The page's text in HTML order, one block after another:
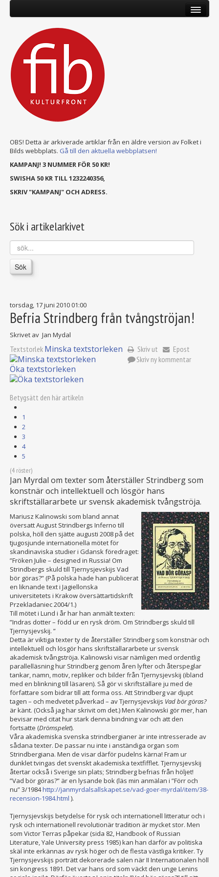
OBS! Detta är arkiverade artiklar från en äldre version av Folket i
Bilds webbplats. Gå till den aktuella webbplatsen!
KAMPANJ! 3 NUMMER FÖR 50 KR!
SWISHA 50 KR TILL 1232240356,
SKRIV "KAMPANJ" OCH ADRESS.
Sök i artikelarkivet
sök...
Sök
torsdag, 17 juni 2010 01:00
Befria Strindberg från tvångströjan!
Skrivet av Jan Mydal
Textstorlek Minska textstorleken
Öka textstorleken
Skriv ut
Epost
Skriv ny kommentar
Betygsätt den här artikeln
1
2
3
4
5
(4 röster)
Jan Myrdal om texter som återställer Strindberg som
konstnär och intellektuell och lösgör hans
skriftställararbete ur svensk akademisk tvångströja.
Mariusz Kalinowski som bland annat
översatt August Strindbergs Inferno till
polska, höll den sjätte augusti 2008 på det
tjugosjunde internationella mötet för
skandinaviska studier i Gdansk föredraget:
”Fröken Julie – designed in Russia! Om
Strindbergs skuld till Tjernysjevskijs Vad
bör göras?” (På polska hade han publicerat
en liknande text i Jagiellonska
universitetets i Krakow översättartidskrift
Przekladaniec 2004/1.)
Till mötet i Lund i år har han anmält texten:
”Indras dotter – född ur en rysk dröm. Om Strindbergs skuld till
Tjernysjevskij. ”
Detta är viktiga texter ty de återställer Strindberg som konstnär och
intellektuell och lösgör hans skriftställararbete ur svensk
akademisk tvångströja. Kalinowski visar nämligen med ordentlig
parallelläsning hur Strindberg genom åren lyfter och återspeglar
tankar, namn, motiv, repliker och bilder från Tjernysjevskij (ibland
med en blinkning till läsaren). Så gör vi skriftställare ju med de
författare som bidrar till att forma oss. Att Strindberg var djupt
tagen – och medvetet påverkad – av Tjernysjevskijs Vad bör göras?
är känt. (Också jag har skrivit om det.) Men Kalinowski gör mer, han
bevisar med citat hur stark denna bindning var och att den
fortsatte (Drömspelet).
Våra akademiska svenska strindbergianer är inte intresserade av
sådana texter. De passar nu inte i anständiga organ som
Strindbergiana. Men de visar därför pudelns kärna! Fram ur
dunklet tvingas det svenskt akademiska textfifflet. Tjernysjevskij
återtar också i Sverige sin plats; Strindberg befrias från höljet!
”Vad bör göras?” är en lysande bok (läs min anmälan i ”Förr och
nu” 3/1984http://janmyrdalsallskapet.se/vad-goer-myrdal/item/38-
recension-1984.html ).
Tjernysjevskijs betydelse för rysk och internationell litteratur och i
rysk och internationell revolutionär tradition är mycket stor. Men
som Victor Terras påpekar (sida 82, Handbook of Russian
Literature, Yale University press 1985) kan han därför av politiska
skäl inte erkännas av rysk höger och de flesta västliga kritiker. Ty
Tjernysjevskijs porträtt dekorerade salen när II Internationalen höll
sin kongress 1891. Det var hans ord som väckt den unge Lenins